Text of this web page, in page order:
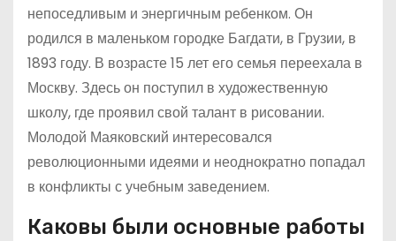
непоседливым и энергичным ребенком. Он
родился в маленьком городке Багдати, в Грузии, в
1893 году. В возрасте 15 лет его семья переехала в
Москву. Здесь он поступил в художественную
школу, где проявил свой талант в рисовании.
Молодой Маяковский интересовался
революционными идеями и неоднократно попадал
в конфликты с учебным заведением.
Каковы были основные работы